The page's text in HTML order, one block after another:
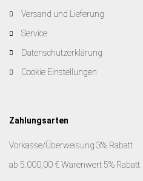
Versand und Lieferung
Service
Datenschutzerklärung
Cookie Einstellungen
Zahlungsarten
Vorkasse/Überweisung 3% Rabatt
ab 5.000,00 € Warenwert 5% Rabatt